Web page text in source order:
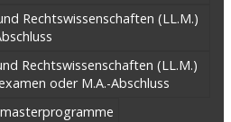
Rechtswissenschaften (LL.M.)
Rechtswissenschaften (LL.M.)
oder M.A.-Abschluss